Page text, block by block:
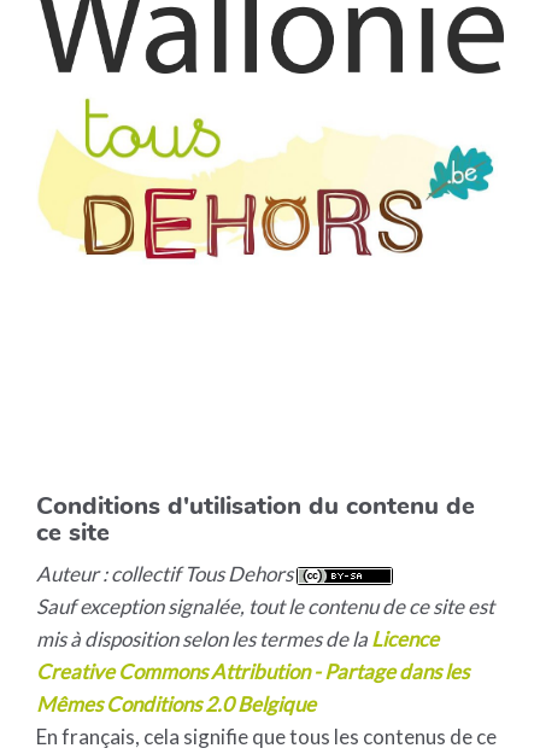
Conditions d'utilisation du contenu de
ce site
Auteur : collectif Tous Dehors
Sauf exception signalée, tout le contenu de ce site est
mis à disposition selon les termes de laLicence
Creative Commons Attribution - Partage dans les
Mêmes Conditions 2.0 Belgique
En français, cela signifie que tous les contenus de ce